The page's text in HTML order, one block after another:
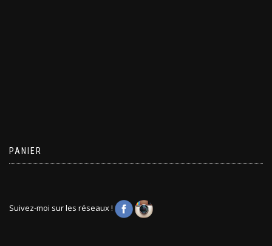
PANIER
Suivez-moi sur les réseaux !